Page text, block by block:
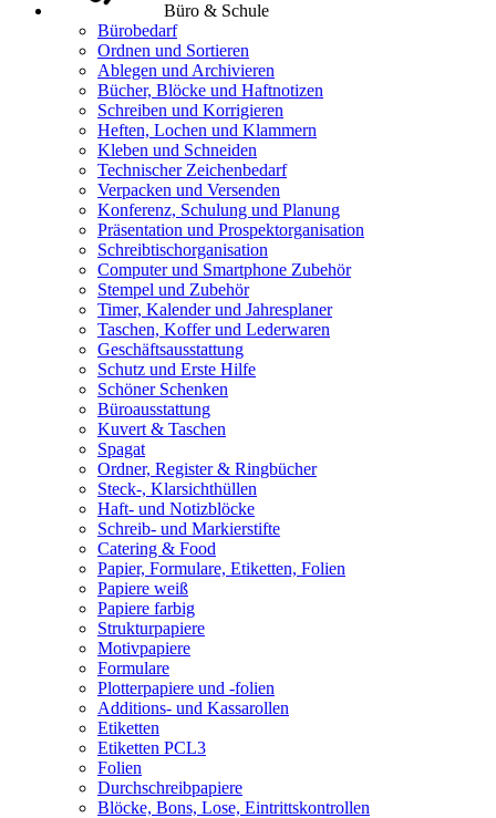
Büro & Schule
Bürobedarf
Ordnen und Sortieren
Ablegen und Archivieren
Bücher, Blöcke und Haftnotizen
Schreiben und Korrigieren
Heften, Lochen und Klammern
Kleben und Schneiden
Technischer Zeichenbedarf
Verpacken und Versenden
Konferenz, Schulung und Planung
Präsentation und Prospektorganisation
Schreibtischorganisation
Computer und Smartphone Zubehör
Stempel und Zubehör
Timer, Kalender und Jahresplaner
Taschen, Koffer und Lederwaren
Geschäftsausstattung
Schutz und Erste Hilfe
Schöner Schenken
Büroausstattung
Kuvert & Taschen
Spagat
Ordner, Register & Ringbücher
Steck-, Klarsichthüllen
Haft- und Notizblöcke
Schreib- und Markierstifte
Catering & Food
Papier, Formulare, Etiketten, Folien
Papiere weiß
Papiere farbig
Strukturpapiere
Motivpapiere
Formulare
Plotterpapiere und -folien
Additions- und Kassarollen
Etiketten
Etiketten PCL3
Folien
Durchschreibpapiere
Blöcke, Bons, Lose, Eintrittskontrollen